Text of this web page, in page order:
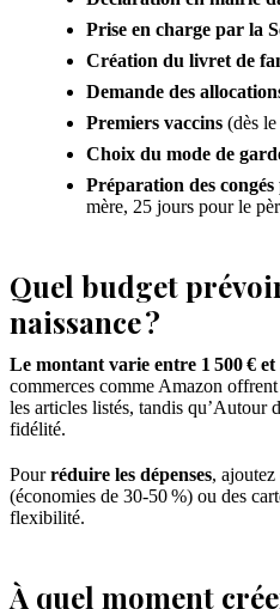
Prise en charge par la
Création du livret de
Demande des
Premiers vaccins (dès
Choix du mode de
Préparation des
mère, 25 jours pour le
Quel budget
naissance ?
Le montant varie entre 1 500 € et
commerces comme Amazon
les articles listés, tandis qu’Autour
fidélité.
Pourréduire les dépenses, ajoutez
(économies de 30-50 %) ou des
flexibilité.
À quel moment